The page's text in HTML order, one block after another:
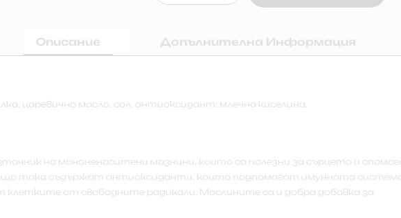
Описание Допълнителна Информация
царевично масло, сол, антиоксидант: млечна киселина.
на мононенаситени мазнини, които са полезни за сърцето и
така съдържат антиоксиданти, които подпомагат имунната
от свободните радикали. Маслините са и добра добавка за